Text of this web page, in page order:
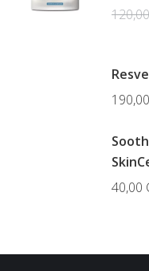
190,00
40,00